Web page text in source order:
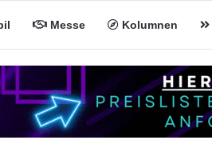
Messe Kolumnen